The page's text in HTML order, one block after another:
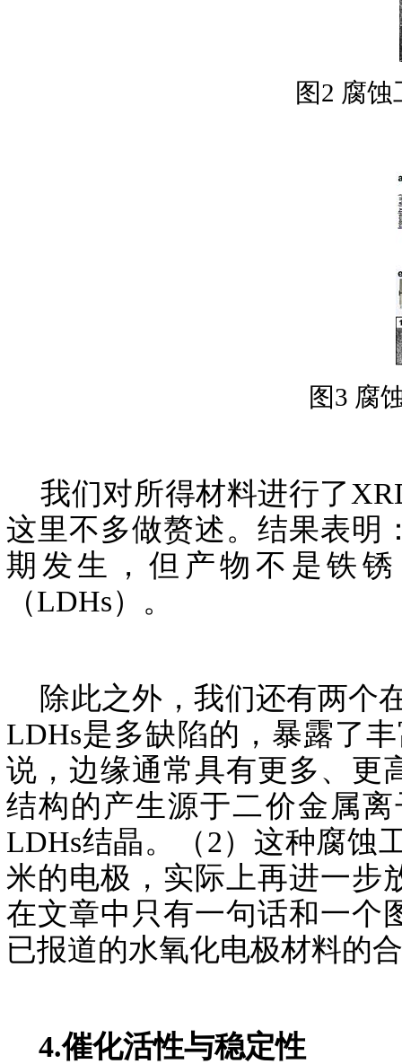
图2 腐
图3 腐
我们对所得材料进行了
这里不多做赘述。结果表明
期发生，但产物不是铁
（LDHs）。
除此之外，我们还有两个
LDHs是多缺陷的，暴露了
说，边缘通常具有更多、更
结构的产生源于二价金属
LDHs结晶。（2）这种腐蚀
米的电极，实际上再进一步
在文章中只有一句话和一个
已报道的水氧化电极材料的
4.催化活性与稳定性